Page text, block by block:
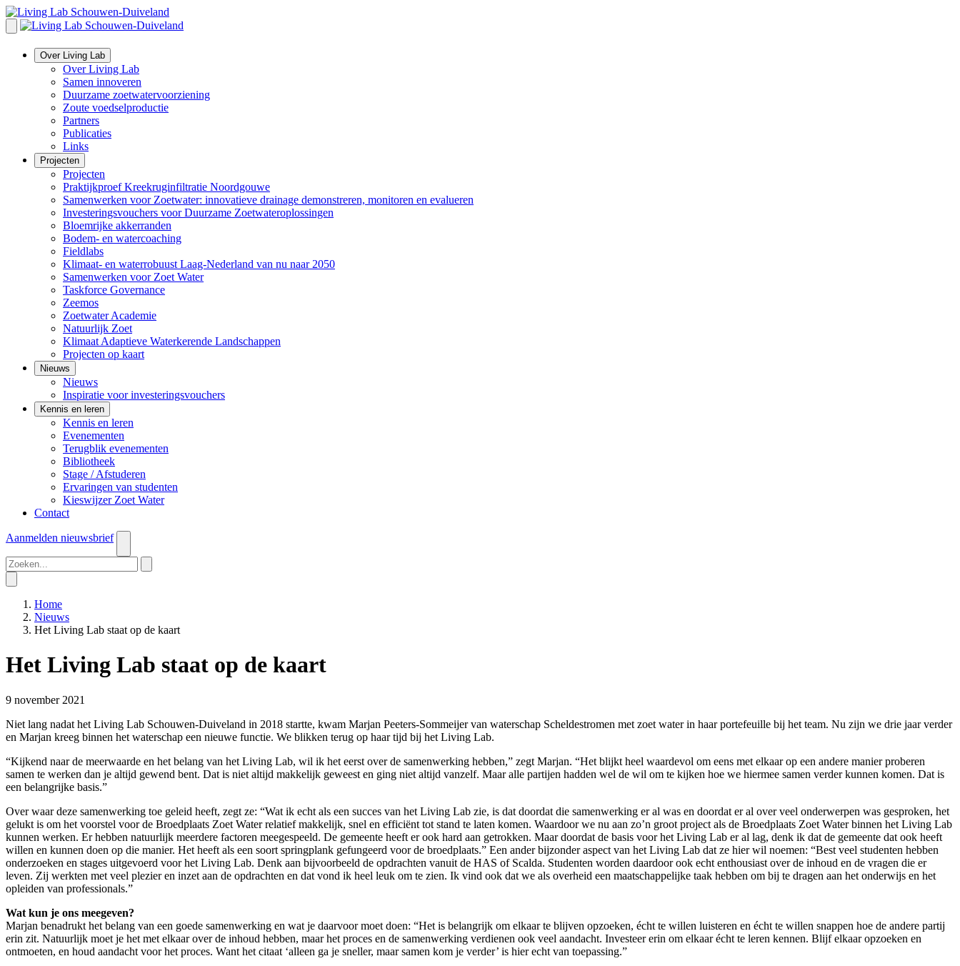
Overslaan
en
naar
inhoud
Over Living Lab
Over Living Lab
Samen innoveren
Duurzame zoetwatervoorziening
Zoute voedselproductie
Partners
Publicaties
Links
Projecten
Projecten
Praktijkproef Kreekruginfiltratie Noordgouwe
Samenwerken voor Zoetwater: innovatieve drainage demonstreren, monitoren en evalueren
Investeringsvouchers voor Duurzame Zoetwateroplossingen
Bloemrijke akkerranden
Bodem- en watercoaching
Fieldlabs
Klimaat- en waterrobuust Laag-Nederland van nu naar 2050
Samenwerken voor Zoet Water
Taskforce Governance
Zeemos
Zoetwater Academie
Natuurlijk Zoet
Klimaat Adaptieve Waterkerende Landschappen
Projecten op kaart
Nieuws
Nieuws
Inspiratie voor investeringsvouchers
Kennis en leren
Kennis en leren
Evenementen
Terugblik evenementen
Bibliotheek
Stage / Afstuderen
Ervaringen van studenten
Kieswijzer Zoet Water
Contact
Aanmelden nieuwsbrief
Home
Nieuws
Het Living Lab staat op de kaart
Het Living Lab staat op de kaart
9 november 2021
Niet lang nadat het Living Lab Schouwen-Duiveland in 2018 startte, kwam Marjan Peeters-Sommeijer van waterschap Scheldestromen met zoet water in haar portefeuille bij het team. Nu zijn we drie jaar verder
en Marjan kreeg binnen het waterschap een nieuwe functie. We blikken terug op haar tijd bij het Living Lab.
“Kijkend naar de meerwaarde en het belang van het Living Lab, wil ik het eerst over de samenwerking hebben,” zegt Marjan. “Het blijkt heel waardevol om eens met elkaar op een andere manier proberen
samen te werken dan je altijd gewend bent. Dat is niet altijd makkelijk geweest en ging niet altijd vanzelf. Maar alle partijen hadden wel de wil om te kijken hoe we hiermee samen verder kunnen komen. Dat is
een belangrijke basis.”
Over waar deze samenwerking toe geleid heeft, zegt ze: “Wat ik echt als een succes van het Living Lab zie, is dat doordat die samenwerking er al was en doordat er al over veel onderwerpen was gesproken, het
gelukt is om het voorstel voor de Broedplaats Zoet Water relatief makkelijk, snel en efficiënt tot stand te laten komen. Waardoor we nu aan zo’n groot project als de Broedplaats Zoet Water binnen het Living Lab
kunnen werken. Er hebben natuurlijk meerdere factoren meegespeeld. De gemeente heeft er ook hard aan getrokken. Maar doordat de basis voor het Living Lab er al lag, denk ik dat de gemeente dat ook heeft
willen en kunnen doen op die manier. Het heeft als een soort springplank gefungeerd voor de broedplaats.” Een ander bijzonder aspect van het Living Lab dat ze hier wil noemen: “Best veel studenten hebben
onderzoeken en stages uitgevoerd voor het Living Lab. Denk aan bijvoorbeeld de opdrachten vanuit de HAS of Scalda. Studenten worden daardoor ook echt enthousiast over de inhoud en de vragen die er
leven. Zij werkten met veel plezier en inzet aan de opdrachten en dat vond ik heel leuk om te zien. Ik vind ook dat we als overheid een maatschappelijke taak hebben om bij te dragen aan het onderwijs en het
opleiden van professionals.”
Wat kun je ons meegeven?
Marjan benadrukt het belang van een goede samenwerking en wat je daarvoor moet doen: “Het is belangrijk om elkaar te blijven opzoeken, écht te willen luisteren en écht te willen snappen hoe de andere partij
erin zit. Natuurlijk moet je het met elkaar over de inhoud hebben, maar het proces en de samenwerking verdienen ook veel aandacht. Investeer erin om elkaar écht te leren kennen. Blijf elkaar opzoeken en
ontmoeten, en houd aandacht voor het proces. Want het citaat ‘alleen ga je sneller, maar samen kom je verder’ is hier echt van toepassing.”